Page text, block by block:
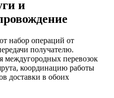
и
набор операций от
получателю.
междугородных перевозок
координацию работы
доставки в обоих